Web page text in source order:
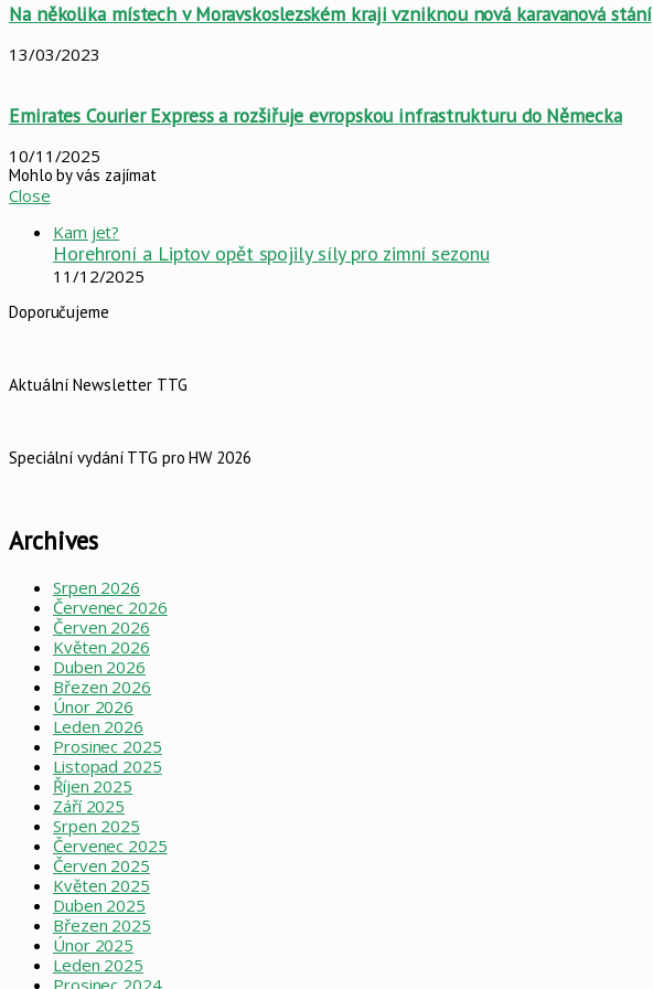
Na několika místech v Moravskoslezském kraji vzniknou nová karavanová stání
13/03/2023
Emirates Courier Express a rozšiřuje evropskou infrastrukturu do Německa
10/11/2025
Mohlo by vás zajímat
Close
Kam jet?
Horehroní a Liptov opět spojily síly pro zimní sezonu
11/12/2025
Doporučujeme
Aktuální Newsletter TTG
Speciální vydání TTG pro HW 2026
Archives
Srpen 2026
Červenec 2026
Červen 2026
Květen 2026
Duben 2026
Březen 2026
Únor 2026
Leden 2026
Prosinec 2025
Listopad 2025
Říjen 2025
Září 2025
Srpen 2025
Červenec 2025
Červen 2025
Květen 2025
Duben 2025
Březen 2025
Únor 2025
Leden 2025
Prosinec 2024